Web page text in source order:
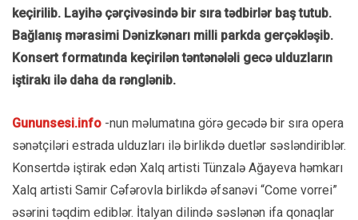
keçirilib. Layihə çərçivəsində bir sıra tədbirlər baş tutub.
Bağlanış mərasimi Dənizkənarı milli parkda gerçəkləşib.
Konsert formatında keçirilən təntənələli gecə ulduzların
iştirakı ilə daha da rənglənib.
Gununsesi.info -nun məlumatına görə gecədə bir sıra opera
sənətçiləri estrada ulduzları ilə birlikdə duetlər səsləndiriblər.
Konsertdə iştirak edən Xalq artisti Tünzalə Ağayeva həmkarı
Xalq artisti Samir Cəfərovla birlikdə əfsanəvi “Come vorrei”
əsərini təqdim ediblər. İtalyan dilində səslənən ifa qonaqlar